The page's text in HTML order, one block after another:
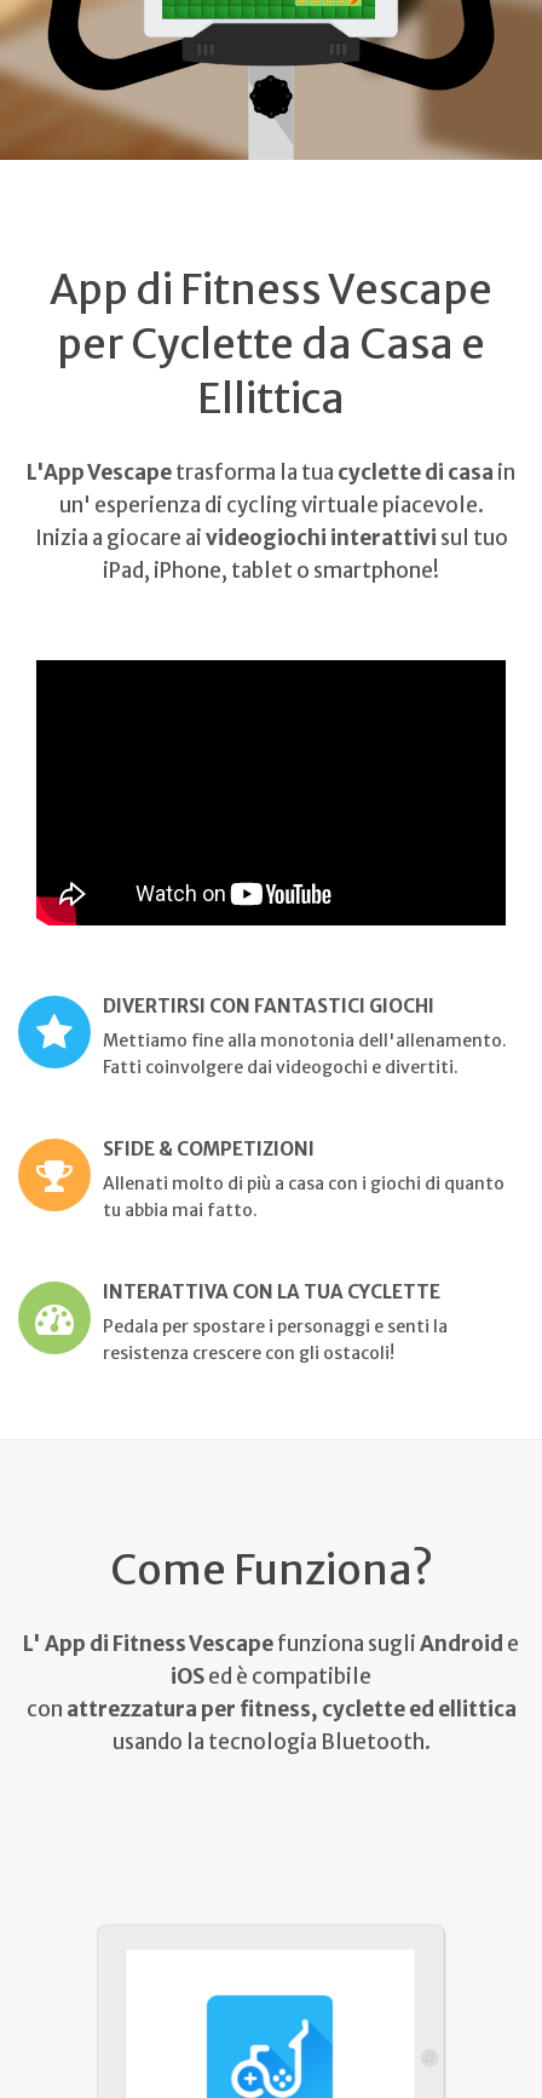
App di Fitness Vescape
per Cyclette da Casa e
Ellittica
L'App Vescapetrasforma la tua cyclette di casa in
un' esperienza di cycling virtuale piacevole.
Inizia a giocare aivideogiochi interattivi sul tuo
iPad, iPhone, tablet o smartphone!
DIVERTIRSI CON FANTASTICI GIOCHI
Mettiamo fine alla monotonia dell'allenamento.
Fatti coinvolgere dai videogochi e divertiti.
SFIDE & COMPETIZIONI
Allenati molto di più a casa con i giochi di quanto
tu abbia mai fatto.
INTERATTIVA CON LA TUA CYCLETTE
Pedala per spostare i personaggi e senti la
resistenza crescere con gli ostacoli!
Come Funziona?
L' App di Fitness Vescapefunziona sugliAndroid e
iOSed è compatibile
con attrezzatura per fitness, cyclette ed ellittica
usando la tecnologia Bluetooth.